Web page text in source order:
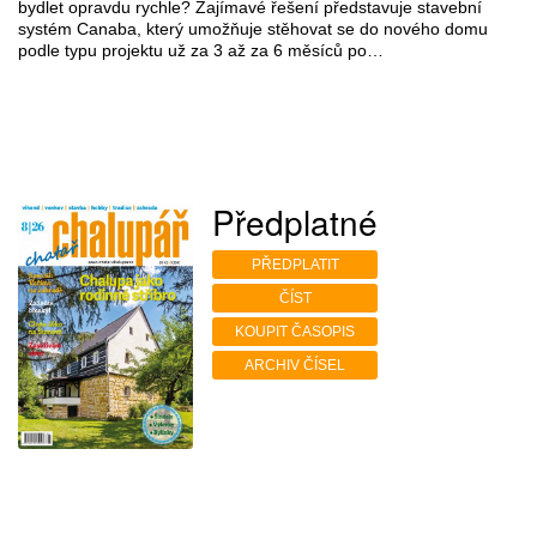
bydlet opravdu rychle? Zajímavé řešení představuje stavební
systém Canaba, který umožňuje stěhovat se do nového domu
podle typu projektu už za 3 až za 6 měsíců po…
Předplatné
PŘEDPLATIT
ČÍST
KOUPIT ČASOPIS
ARCHIV ČÍSEL